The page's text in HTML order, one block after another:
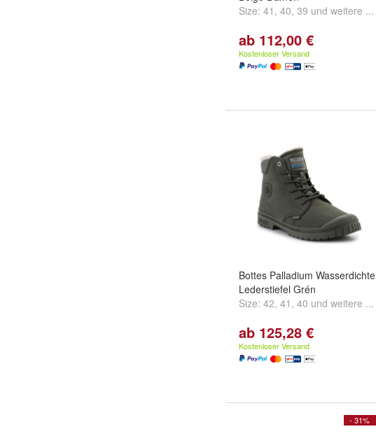
Size: 41 , 40, 39 und weitere ...
ab 112,00 €
Kostenloser Versand
Bottes Palladium Wasserdichte
Lederstiefel Grén
Size: 42, 41 , 40 und weitere ...
ab 125,28 €
Kostenloser Versand
- 31%